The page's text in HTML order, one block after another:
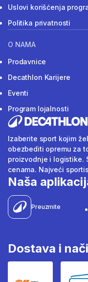
Uslovi korišćenja
Politika privatnosti
O NAMA
Prodavnice
Decathlon Karijere
Eventi
Program lojalnosti
Izaberite sport kojim
obezbediti opremu za
proizvodnje i logistike.
cenama. Najveći
Naša
Preuzmite
Dostava i